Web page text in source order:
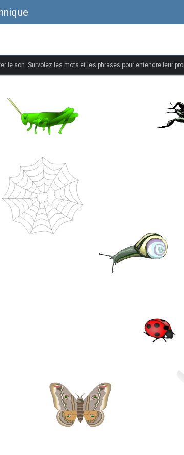
le son. Survolez les mots et les phrases pour entendre leur